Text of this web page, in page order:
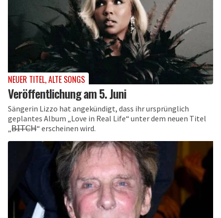
NEUER TITEL, ALTE SONGS
Veröffentlichung am 5. Juni
Sängerin Lizzo hat angekündigt, dass ihr ursprünglich
geplantes Album „Love in Real Life“ unter dem neuen Titel
„𝖡̶𝖨̶𝖳̶𝖢̶𝖧̶“ erscheinen wird.